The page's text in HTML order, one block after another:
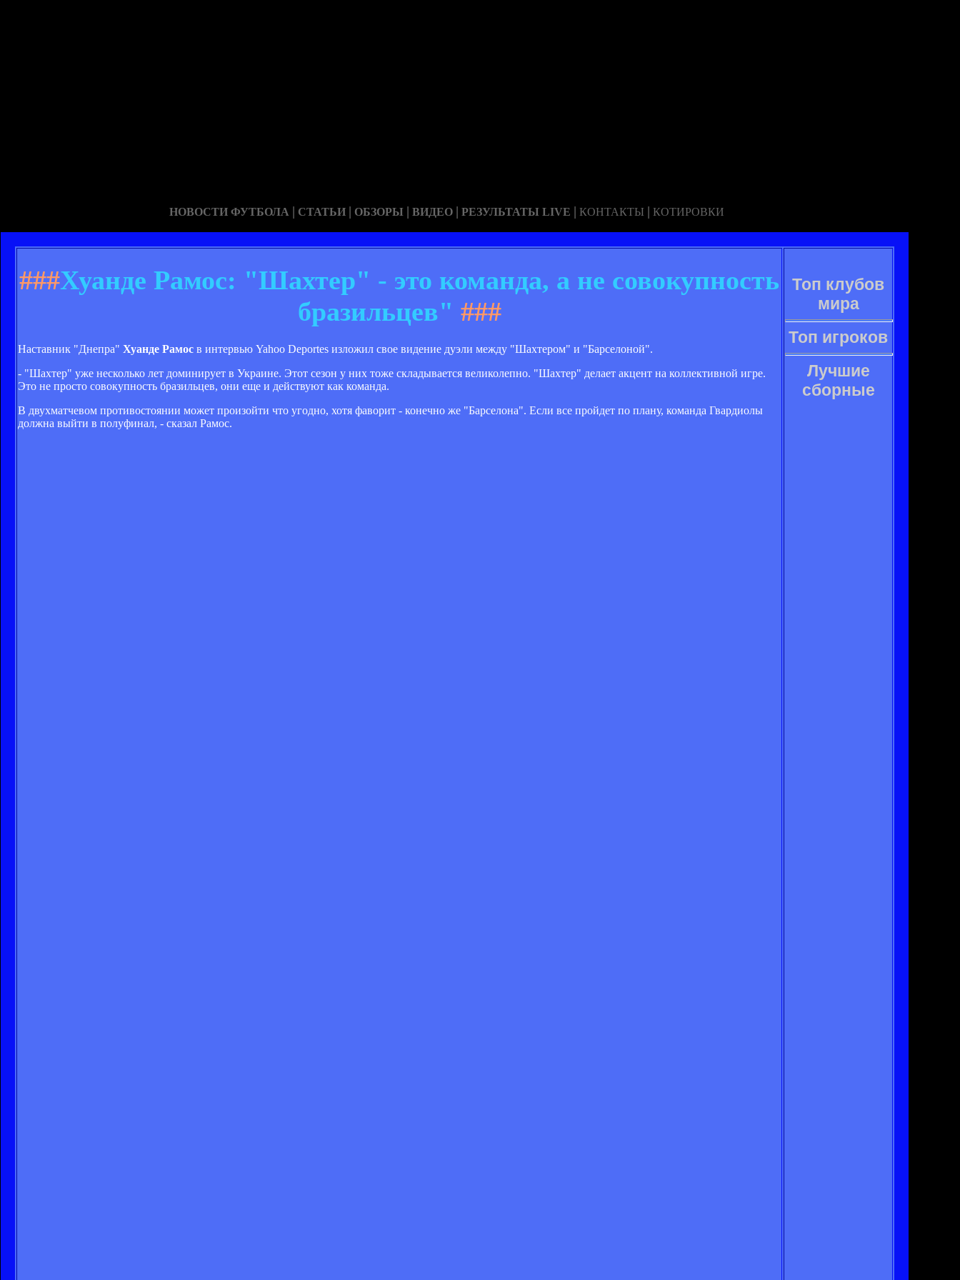
НОВОСТИ ФУТБОЛА | СТАТЬИ | ОБЗОРЫ | ВИДЕО | РЕЗУЛЬТАТЫ LIVE | КОНТАКТЫ | КОТИРОВКИ
###Хуанде Рамос: "Шахтер" - это команда, а не совокупность
бразильцев" ###
Наставник "Днепра" Хуанде Рамос в интервью Yahoo Deportes изложил свое видение дуэли между "Шахтером" и "Барселоной".
- "Шахтер" уже несколько лет доминирует в Украине. Этот сезон у них тоже складывается великолепно. "Шахтер" делает акцент на коллективной игре.
Это не просто совокупность бразильцев, они еще и действуют как команда.
В двухматчевом противостоянии может произойти что угодно, хотя фаворит - конечно же "Барселона". Если все пройдет по плану, команда Гвардиолы
должна выйти в полуфинал, - сказал Рамос.
Топ клубов
мира
Топ игроков
Лучшие
сборные